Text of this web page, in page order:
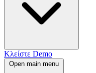
Κλείστε Demo
Open main menu